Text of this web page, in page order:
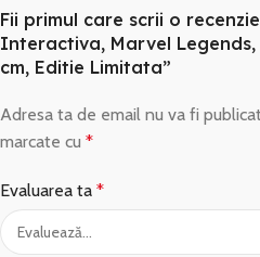
Fii primul care scrii o
Interactiva, Marvel Legends,
cm, Editie Limitata”
Adresa ta de email nu va fi
marcate cu *
Evaluarea ta *